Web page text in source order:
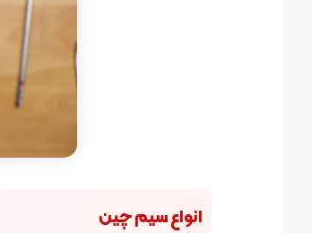
انواع سیم چین